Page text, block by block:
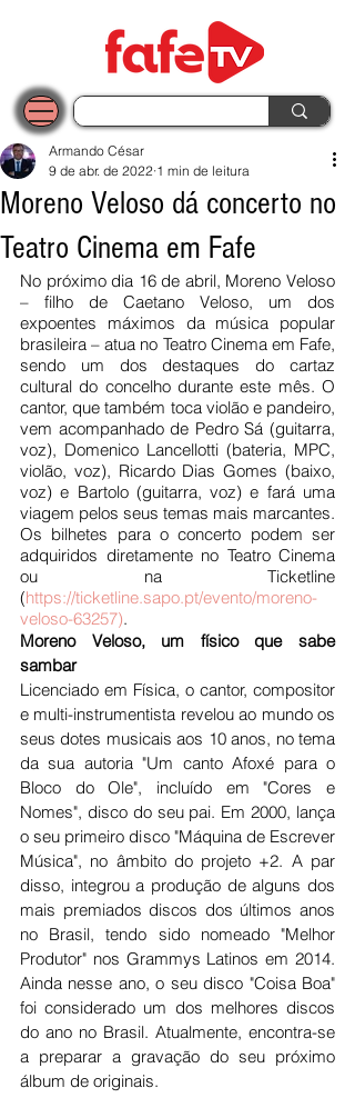
Moreno Veloso dá concerto no
Teatro Cinema em Fafe
Armando César
9 de abr. de 2022 1 min de leitura
No próximo dia 16 de abril, Moreno Veloso
– filho de Caetano Veloso, um dos
expoentes máximos da música popular
brasileira – atua no Teatro Cinema em Fafe,
sendo um dos destaques do cartaz
cultural do concelho durante este mês. O
cantor, que também toca violão e pandeiro,
vem acompanhado de Pedro Sá (guitarra,
voz), Domenico Lancellotti (bateria, MPC,
violão, voz), Ricardo Dias Gomes (baixo,
voz) e Bartolo (guitarra, voz) e fará uma
viagem pelos seus temas mais marcantes.
Os bilhetes para o concerto podem ser
adquiridos diretamente no Teatro Cinema
ou na Ticketline
(https://ticketline.sapo.pt/evento/moreno-
veloso-63257).
Moreno Veloso, um físico que sabe
sambar
Licenciado em Física, o cantor, compositor
e multi-instrumentista revelou ao mundo os
seus dotes musicais aos 10 anos, no tema
da sua autoria "Um canto Afoxé para o
Bloco do Ole", incluído em "Cores e
Nomes", disco do seu pai. Em 2000, lança
o seu primeiro disco "Máquina de Escrever
Música", no âmbito do projeto +2. A par
disso, integrou a produção de alguns dos
mais premiados discos dos últimos anos
no Brasil, tendo sido nomeado "Melhor
Produtor" nos Grammys Latinos em 2014.
Ainda nesse ano, o seu disco "Coisa Boa"
foi considerado um dos melhores discos
do ano no Brasil. Atualmente, encontra-se
a preparar a gravação do seu próximo
álbum de originais.